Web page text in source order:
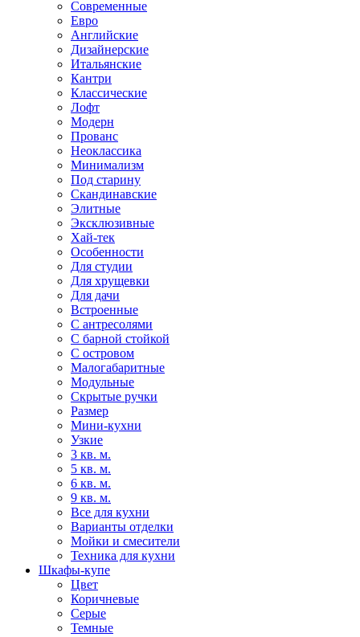
Современные
Евро
Английские
Дизайнерские
Итальянские
Кантри
Классические
Лофт
Модерн
Прованс
Неоклассика
Минимализм
Под старину
Скандинавские
Элитные
Эксклюзивные
Хай-тек
Особенности
Для студии
Для хрущевки
Для дачи
Встроенные
С антресолями
С барной стойкой
С островом
Малогабаритные
Модульные
Скрытые ручки
Размер
Мини-кухни
Узкие
3 кв. м.
5 кв. м.
6 кв. м.
9 кв. м.
Все для кухни
Варианты отделки
Мойки и смесители
Техника для кухни
Шкафы-купе
Цвет
Коричневые
Серые
Темные